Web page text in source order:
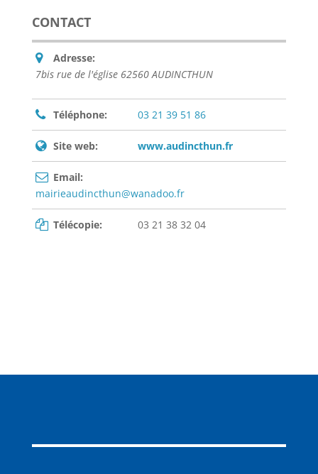
CONTACT
Adresse:
7bis rue de l'église 62560 AUDINCTHUN
Téléphone: 03 21 39 51 86
Site web: www.audincthun.fr
Email:
mairieaudincthun@wanadoo.fr
Télécopie: 03 21 38 32 04